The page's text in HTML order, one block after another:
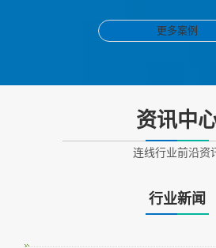
更多案例
资讯中
连线行业前沿资
行业新闻